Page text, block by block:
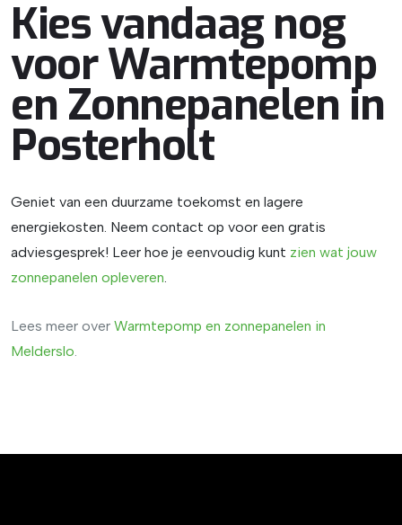
Kies vandaag nog
voor Warmtepomp
en Zonnepanelen in
Posterholt
Geniet van een duurzame toekomst en lagere
energiekosten. Neem contact op voor een gratis
adviesgesprek! Leer hoe je eenvoudig kunt zien wat jouw
zonnepanelen opleveren.
Lees meer over Warmtepomp en zonnepanelen in
Melderslo.